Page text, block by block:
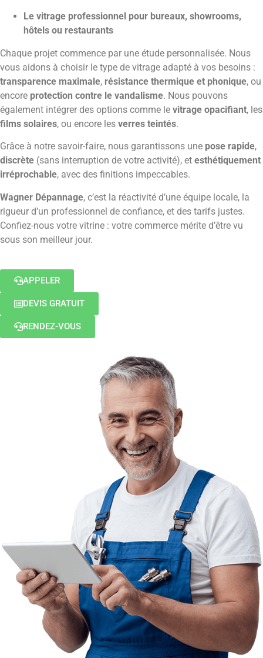
Le vitrage professionnel pour bureaux, showrooms,
hôtels ou restaurants
Chaque projet commence par une étude personnalisée. Nous
vous aidons à choisir le type de vitrage adapté à vos besoins :
transparence maximale, résistance thermique et phonique, ou
encore protection contre le vandalisme. Nous pouvons
également intégrer des options comme le vitrage opacifiant, les
films solaires, ou encore les verres teintés.
Grâce à notre savoir-faire, nous garantissons une pose rapide,
discrète (sans interruption de votre activité), et esthétiquement
irréprochable, avec des finitions impeccables.
Wagner Dépannage, c’est la réactivité d’une équipe locale, la
rigueur d’un professionnel de confiance, et des tarifs justes.
Confiez-nous votre vitrine : votre commerce mérite d’être vu
sous son meilleur jour.
APPELER
DEVIS GRATUIT
RENDEZ-VOUS